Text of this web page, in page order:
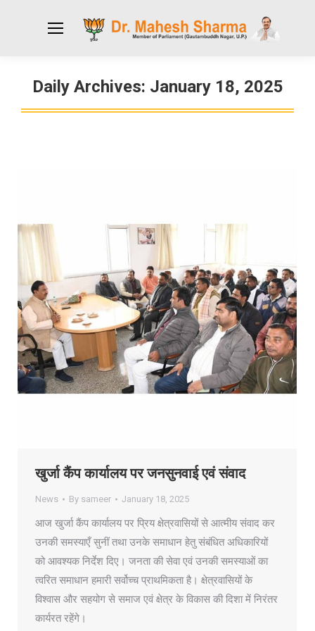
Daily Archives: January 18, 2025
You are here:
खुर्जा कैंप कार्यालय पर जनसुनवाई एवं संवाद
News By sameer January 18, 2025
आज खुर्जा कैंप कार्यालय पर प्रिय क्षेत्रवासियों से आत्मीय संवाद कर
उनकी समस्याएँ सुनीं तथा उनके समाधान हेतु संबंधित अधिकारियों
को आवश्यक निर्देश दिए। जनता की सेवा एवं उनकी समस्याओं का
त्वरित समाधान हमारी सर्वोच्च प्राथमिकता है। क्षेत्रवासियों के
विश्वास और सहयोग से समाज एवं क्षेत्र के विकास की दिशा में निरंतर
कार्यरत रहेंगे।